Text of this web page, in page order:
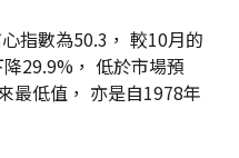
指數為50.3， 較10月的
29.9%， 低於市場預
最低值， 亦是自1978年